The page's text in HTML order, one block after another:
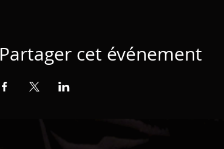
Partager cet événement